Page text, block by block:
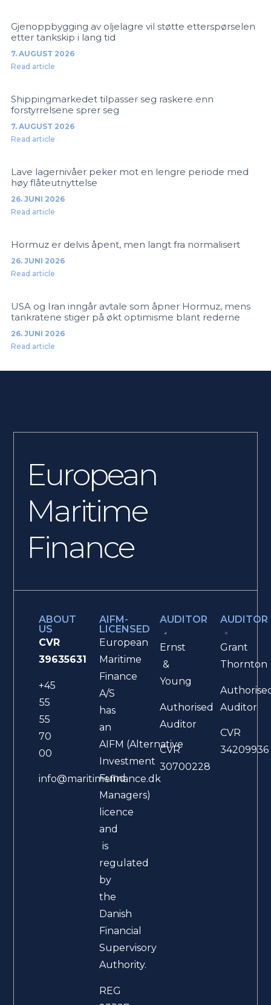
Gjenoppbygging av oljelagre vil støtte etterspørselen
etter tankskip i lang tid
7. AUGUST 2026
Read article
Shippingmarkedet tilpasser seg raskere enn
forstyrrelsene sprer seg
7. AUGUST 2026
Read article
Lave lagernivåer peker mot en lengre periode med
høy flåteutnyttelse
26. JUNI 2026
Read article
Hormuz er delvis åpent, men langt fra normalisert
26. JUNI 2026
Read article
USA og Iran inngår avtale som åpner Hormuz, mens
tankratene stiger på økt optimisme blant rederne
26. JUNI 2026
Read article
European
Maritime
Finance
ABOUT
US
CVR
39635631
+45
55
55
70
00
info@maritimefinance.dk
AIFM-
LICENSED
European
Maritime
Finance
A/S
has
an
AIFM (Alternative
Investment
Fund
Managers)
licence
and
is
regulated
by
the
Danish
Financial
Supervisory
Authority.
REG
AUDITOR
Ernst
&
Young
Authorised
Auditor
CVR
30700228
AUDITOR
Grant
Thornton
Auditor
CVR
34209936